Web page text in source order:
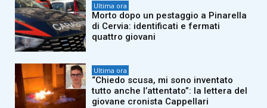
Ultima ora
Morto dopo un pestaggio a Pinarella
di Cervia: identificati e fermati
quattro giovani
Ultima ora
“Chiedo scusa, mi sono inventato
tutto anche l’attentato”: la lettera del
giovane cronista Cappellari